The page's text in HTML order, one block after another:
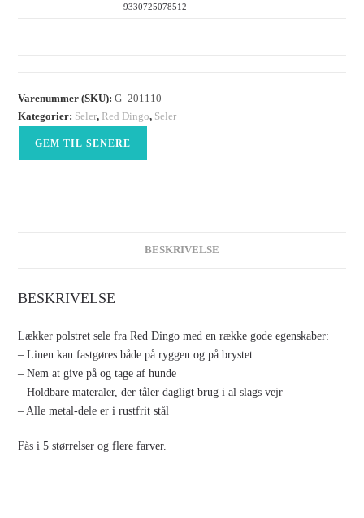
9330725078512
Varenummer (SKU):G_201110
Kategorier: Seler, Red Dingo, Seler
GEM TIL SENERE
BESKRIVELSE
BESKRIVELSE
Lækker polstret sele fra Red Dingo med en række gode egenskaber:
– Linen kan fastgøres både på ryggen og på brystet
– Nem at give på og tage af hunde
– Holdbare materaler, der tåler dagligt brug i al slags vejr
– Alle metal-dele er i rustfrit stål
Fås i 5 størrelser og flere farver.